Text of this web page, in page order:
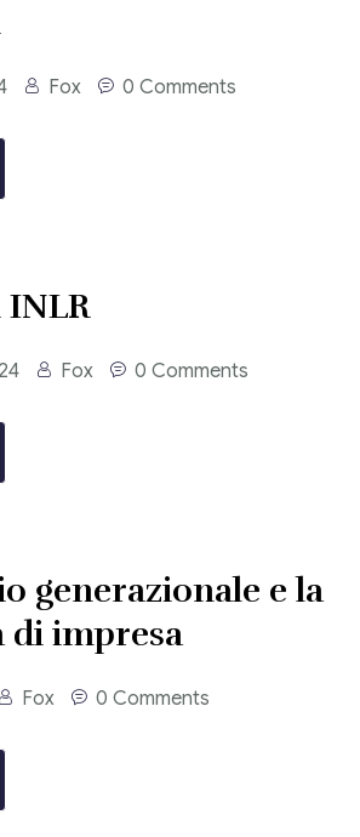
Fox 0 Comments
INLR
Fox 0 Comments
generazionale e la
di impresa
Fox 0 Comments